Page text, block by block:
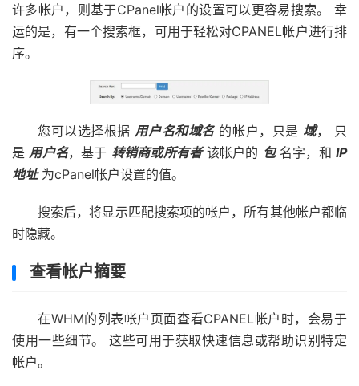
许多帐户，则基于CPanel帐户的设置可以更容易搜索。 幸
运的是，有一个搜索框，可用于轻松对CPANEL帐户进行排
序。
您可以选择根据用户名和域名的帐户，只是 域， 只
是用户名，基于 转销商或所有者该帐户的 包名字，和IP
地址为cPanel帐户设置的值。
搜索后，将显示匹配搜索项的帐户，所有其他帐户都临
时隐藏。
查看帐户摘要
在WHM的列表帐户页面查看CPANEL帐户时，会易于
使用一些细节。 这些可用于获取快速信息或帮助识别特定
帐户。